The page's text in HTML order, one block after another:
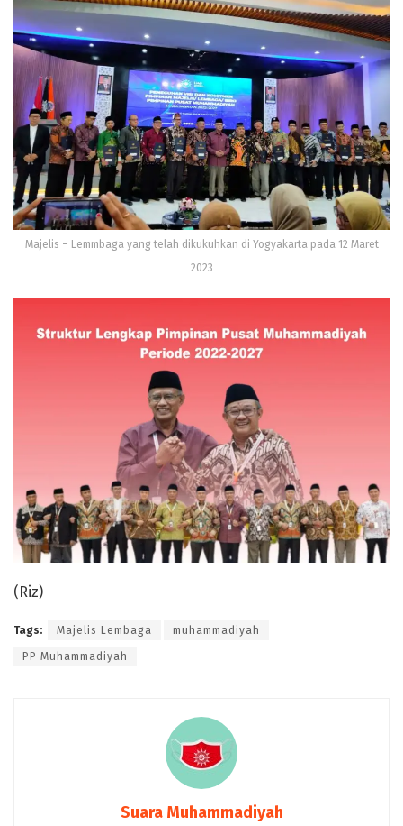
Majelis – Lemmbaga yang telah dikukuhkan di Yogyakarta pada 12 Maret
2023
(Riz)
Tags: Majelis Lembaga muhammadiyah
PP Muhammadiyah
Suara Muhammadiyah